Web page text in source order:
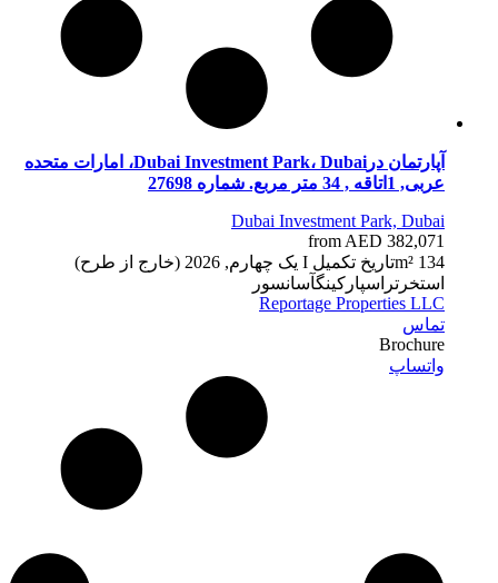
آپارتمان درDubai Investment Park، Dubai، امارات متحده
عربی, 1اتاقه , 34 متر مربع. شماره 27698
Dubai Investment Park, Dubai
from AED 382,071
134 m² تاریخ تکمیل I یک چهارم, 2026 (خارج از طرح)
استخر تراسپارکینگآسانسور
Reportage Properties LLC
تماس
Brochure
واتساپ